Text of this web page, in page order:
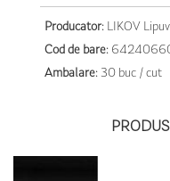
Producator: LIKOV
Cod de bare:
Ambalare: 30 buc / cut